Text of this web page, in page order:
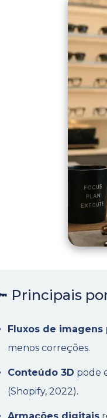
Principais
Fluxos de
menos correções.
Conteúdo 3D pode
(Shopify, 2022).